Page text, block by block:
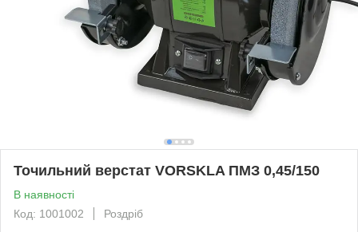
Точильний верстат VORSKLA ПМЗ 0,45/150
В наявності
Код: 1001002
Роздріб